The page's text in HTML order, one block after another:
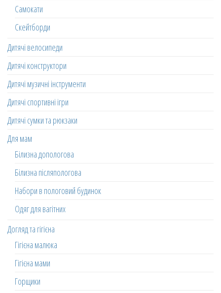
Самокати
Скейтборди
Дитячі велосипеди
Дитячі конструктори
Дитячі музичні інструменти
Дитячі спортивні ігри
Дитячі сумки та рюкзаки
Для мам
Білизна допологова
Білизна післяпологова
Набори в пологовий будинок
Одяг для вагітних
Догляд та гігієна
Гігієна малюка
Гігієна мами
Горщики